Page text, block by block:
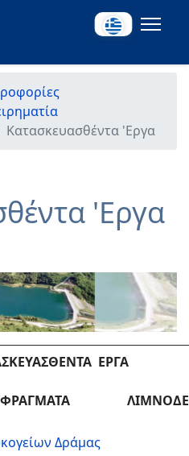
Κατασκευασθέντα 'Εργα
'Εργα
ΕΡΓΑ
ΦΡΑΓΜΑΤΑ
Δράμας